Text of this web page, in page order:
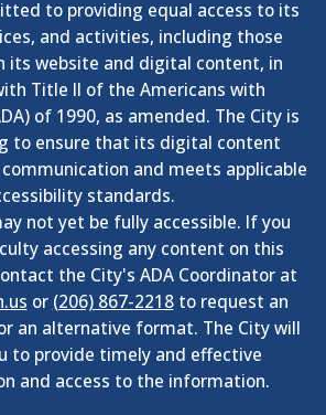
to providing equal access to its
and activities, including those
its website and digital content, in
Title II of the Americans with
of 1990, as amended. The City is
to ensure that its digital content
and meets applicable
standards.
not yet be fully accessible. If you
accessing any content on this
the City's ADA Coordinator at
or (206) 867-2218to request an
an alternative format. The City will
to provide timely and effective
and access to the information.